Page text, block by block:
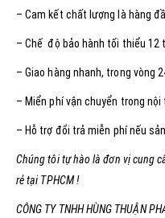
– Cam kết chất lượng là hàng
– Chế độ bảo hành tối thiểu 12
– Giao hàng nhanh, trong vòng
– Miển phí vận chuyển trong nội
– Hỗ trợ đổi trả miễn phí nếu
Chúng tôi tự hào là đơn vị cung
rẻ tại TPHCM !
CÔNG TY TNHH HÙNG THUẬN